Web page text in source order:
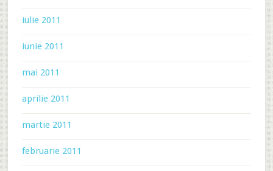
iulie 2011
iunie 2011
mai 2011
aprilie 2011
martie 2011
februarie 2011